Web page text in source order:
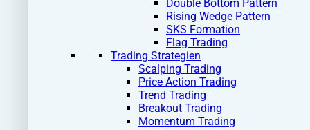
Double Bottom Pattern
Rising Wedge Pattern
SKS Formation
Flag Trading
Trading Strategien
Scalping Trading
Price Action Trading
Trend Trading
Breakout Trading
Momentum Trading